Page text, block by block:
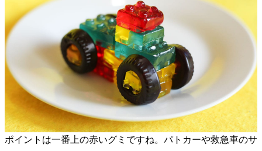
ポイントは一番上の赤いグミですね。パトカーや救急車のサ